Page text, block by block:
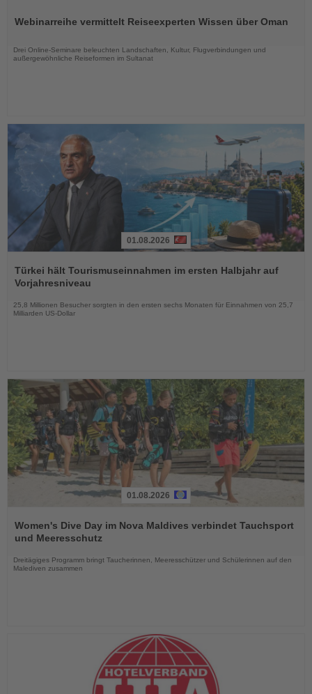
die
Webinarreihe vermittelt Reiseexperten Wissen über Oman
Drei Online-Seminare beleuchten Landschaften, Kultur, Flugverbindungen und
außergewöhnliche Reiseformen im Sultanat
Sie
die
Nachrichten
01.08.2026
Türkei hält Tourismuseinnahmen im ersten Halbjahr auf
Vorjahresniveau
25,8 Millionen Besucher sorgten in den ersten sechs Monaten für Einnahmen von 25,7
Milliarden US-Dollar
Sie
die
01.08.2026
Women's Dive Day im Nova Maldives verbindet Tauchsport
und Meeresschutz
Dreitägiges Programm bringt Taucherinnen, Meeresschützer und Schülerinnen auf den
Malediven zusammen